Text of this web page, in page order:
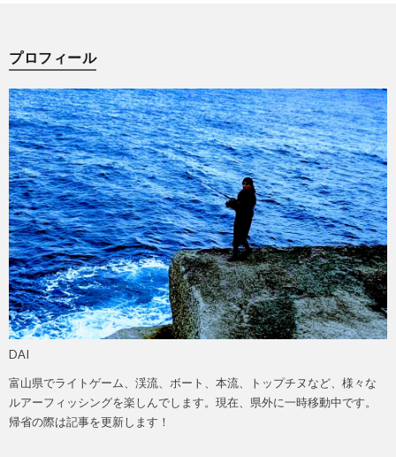
プロフィール
DAI
富山県でライトゲーム、渓流、ボート、本流、トップチヌなど、様々な
ルアーフィッシングを楽しんでします。現在、県外に一時移動中です。
帰省の際は記事を更新します！